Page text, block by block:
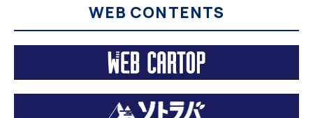
WEB CONTENTS